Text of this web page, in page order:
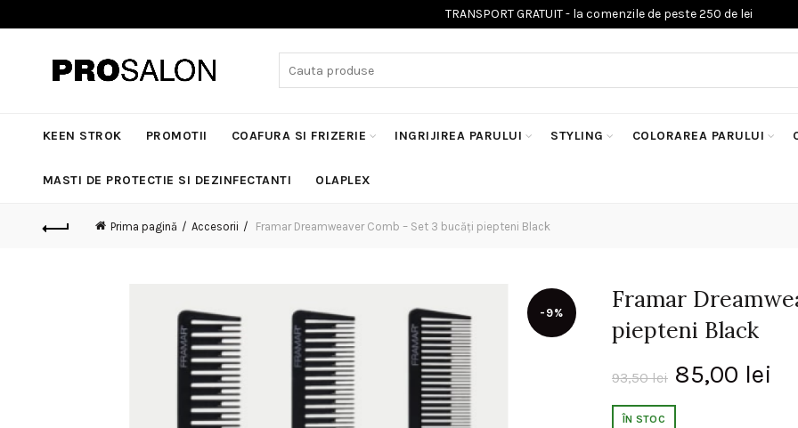
KEEN STROK PROMOTII COAFURA SI FRIZERIE INGRIJIREA PARULUI STYLING COLORAREA PARULUI
MASTI DE PROTECTIE SI DEZINFECTANTI OLAPLEX
Prima pagină Accesorii Framar Dreamweaver Comb – Set 3 bucăți piepteni Black
-9%
Framar
piepteni Black
93,50lei Prețul
inițial
85,00 lei
ÎN STOC